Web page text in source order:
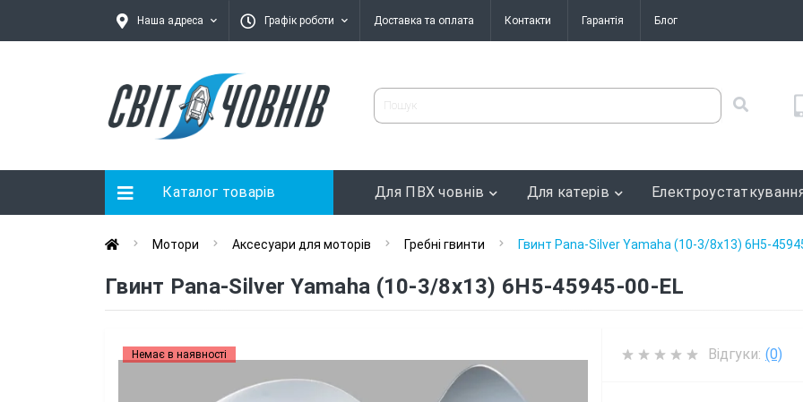
Наша адреса Графік роботи Доставка та оплата Контакти Гарантія Блог
Каталог товарів Для ПВХ човнів Для катерів
Мотори Аксесуари для моторів Гребні гвинти Гвинт Pana-Silver Yamaha (10-3/8x13) 6H5-
Гвинт Pana-Silver Yamaha (10-3/8x13) 6H5-45945-00-EL
Немає в наявності Відгуки: (0)